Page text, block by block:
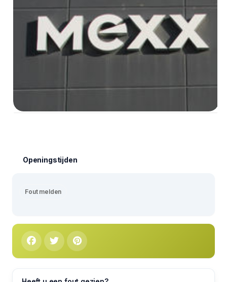
Openingstijden
Fout melden